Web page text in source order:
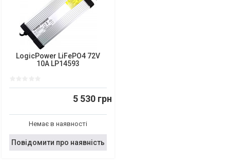
LogicPower LiFePO4 72V
10A LP14593
5 530 грн
Немає в наявності
Повідомити про наявність